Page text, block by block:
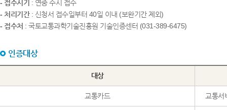
- 접수시기 : 연중 수시 접수
- 처리기간: 신청서 접수일부터 40일 이내 (보완기간 제외)
- 접수처 : 국토교통과학기술진흥원 기술인증센터 (031-389-6475)
인증대상
대상
교통카드 교통서